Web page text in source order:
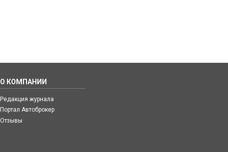
О КОМПАНИИ
Редакция журнала
Портал Автоброкер
Отзывы